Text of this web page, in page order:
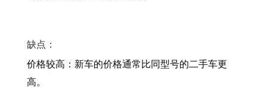
缺点：
价格较高：新车的价格通常比同型号的二手车更
高。